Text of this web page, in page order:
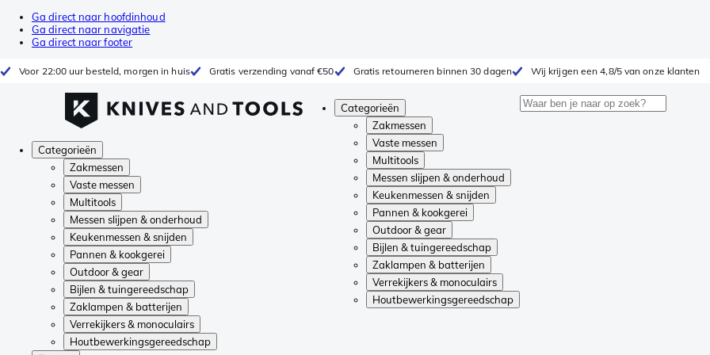
Ga direct naar hoofdinhoud
Ga direct naar navigatie
Ga direct naar footer
Voor 22:00 uur besteld, morgen in huis Gratis verzending vanaf €50 Gratis retourneren binnen 30 dagen Wij krijgen een 4,8/5 van onze klanten
Categorieën
Zakmessen
Vaste messen
Multitools
Messen slijpen & onderhoud
Keukenmessen & snijden
Pannen & kookgerei
Outdoor & gear
Bijlen & tuingereedschap
Zaklampen & batterijen
Verrekijkers & monoculairs
Houtbewerkingsgereedschap
Categorieën
Zakmessen
Vaste messen
Multitools
Messen slijpen & onderhoud
Keukenmessen & snijden
Pannen & kookgerei
Outdoor & gear
Bijlen & tuingereedschap
Zaklampen & batterijen
Verrekijkers & monoculairs
Houtbewerkingsgereedschap